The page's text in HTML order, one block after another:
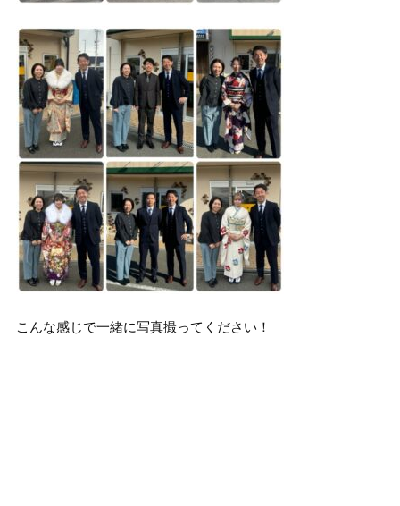
こんな感じで一緒に写真撮ってください！